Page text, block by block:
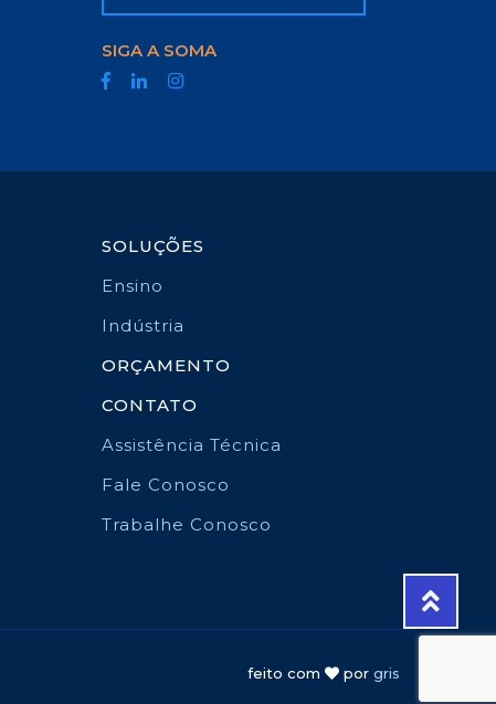
SIGA A SOMA
SOLUÇÕES
Ensino
Indústria
ORÇAMENTO
CONTATO
Assistência Técnica
Fale Conosco
Trabalhe Conosco
feito com por gris